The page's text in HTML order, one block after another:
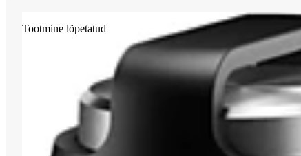
Tootmine lõpetatud